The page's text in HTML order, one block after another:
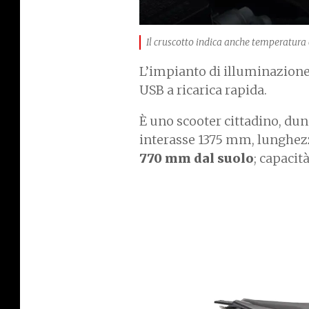
Il cruscotto indica anche
L’impianto di illuminazione
USB a ricarica rapida.
È uno scooter cittadino,
interasse 1375 mm,
770 mm dal suolo;